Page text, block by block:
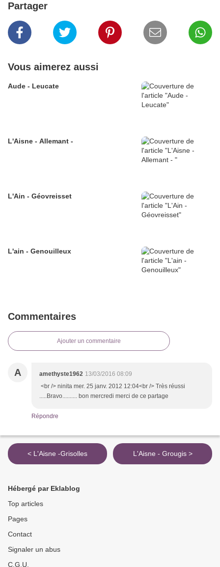
Partager
Vous aimerez aussi
Aude - Leucate
L'Aisne - Allemant -
L'Ain - Géovreisset
L'ain - Genouilleux
Commentaires
Ajouter un commentaire
A amethyste1962 13/03/2016 08:09
<br /> ninita mer. 25 janv. 2012 12:04<br /> Très réussi
.....Bravo.......... bon mercredi merci de ce partage
Répondre
< L'Aisne -Grisolles L'Aisne - Grougis >
Hébergé par Eklablog
Top articles
Pages
Contact
Signaler un abus
C.G.U.